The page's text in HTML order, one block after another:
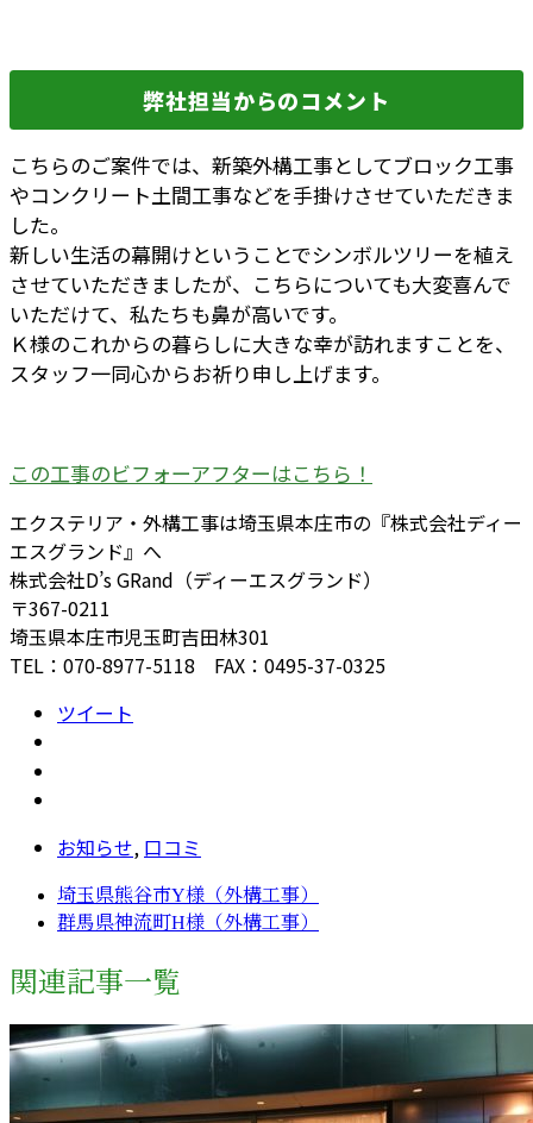
弊社担当からのコメント
こちらのご案件では、新築外構工事としてブロック工事
やコンクリート土間工事などを手掛けさせていただきま
した。
新しい生活の幕開けということでシンボルツリーを植え
させていただきましたが、こちらについても大変喜んで
いただけて、私たちも鼻が高いです。
Ｋ様のこれからの暮らしに大きな幸が訪れますことを、
スタッフ一同心からお祈り申し上げます。
この工事のビフォーアフターはこちら！
エクステリア・外構工事は埼玉県本庄市の『株式会社ディー
エスグランド』へ
株式会社D’s GRand（ディーエスグランド）
〒367-0211
埼玉県本庄市児玉町吉田林301
TEL：070-8977-5118 FAX：0495-37-0325
ツイート
お知らせ, 口コミ
埼玉県熊谷市Y様（外構工事）
群馬県神流町H様（外構工事）
関連記事一覧